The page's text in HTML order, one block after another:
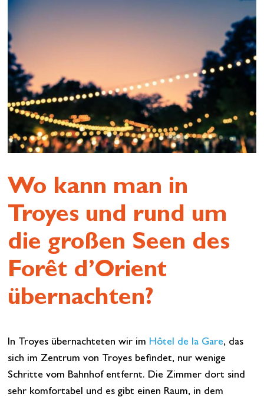
Wo kann man in
Troyes und rund um
die großen Seen des
Forêt d’Orient
übernachten?
In Troyes übernachteten wir im Hôtel de la Gare, das
sich im Zentrum von Troyes befindet, nur wenige
Schritte vom Bahnhof entfernt. Die Zimmer dort sind
sehr komfortabel und es gibt einen Raum, in dem